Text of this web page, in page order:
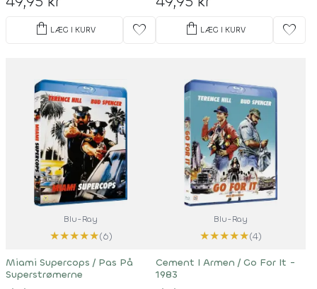
shopping_bag LÆG I KURV favorite shopping_bag LÆG I KURV favorite
Blu-Ray
★★★★★(6)
Miami Supercops / Pas På
Superstrømerne
Blu-Ray
★★★★★(4)
Cement I Armen / Go For It -
1983